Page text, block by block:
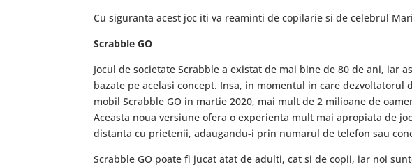
Cu siguranta acest joc iti va reaminti de copilarie si de celebrul
Scrabble GO
Jocul de societate Scrabble a existat de mai bine de 80 de ani, iar
bazate pe acelasi concept. Insa, in momentul in care dezvoltatorul
mobil Scrabble GO in martie 2020, mai mult de 2 milioane de
Aceasta noua versiune ofera o experienta mult mai apropiata de
distanta cu prietenii, adaugandu-i prin numarul de telefon sau
Scrabble GO poate fi jucat atat de adulti, cat si de copii, iar noi